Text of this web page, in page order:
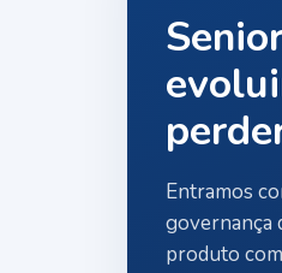
Entramos
governança
produto